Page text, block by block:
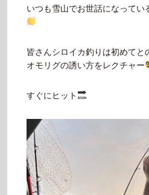
いつも雪山でお世話になってい
皆さんシロイカ釣りは初めてと
オモリグの誘い方をレクチャー
すぐにヒット